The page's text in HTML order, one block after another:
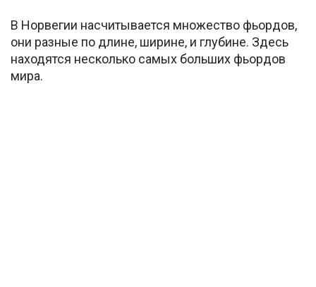
В Норвегии насчитывается множество фьордов,
они разные по длине, ширине, и глубине. Здесь
находятся несколько самых больших фьордов
мира.